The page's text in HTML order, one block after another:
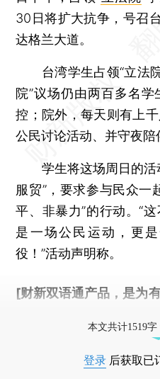
30日将扩大抗争，号召
达格兰大道。
台湾学生占领“立法院
院”议场仍由两百多名
控；院外，每天则有上
公民讨论活动、并守夜陪
学生将这场周日的活
服贸”，要求参与民众一
平、非暴力”的行动。“
是一场公民运动，更
役！”活动声明称。
[财新双语通产品，是为
本文共计1519
登录 后获取已